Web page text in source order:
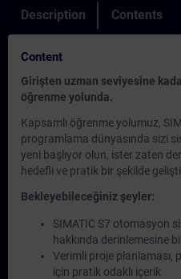
Description Contents
Content
Girişten uzman seviyesine
öğrenme yolunda.
Kapsamlı öğrenme yolumuz,
programlama dünyasında sizi
yeni başlıyor olun, ister zaten
hedefli ve pratik bir şekilde
Bekleyebileceğiniz şeyler:
SIMATIC S7 otomasyon
hakkında derinlemesine
Verimli proje planlaması,
için pratik odaklı içerik